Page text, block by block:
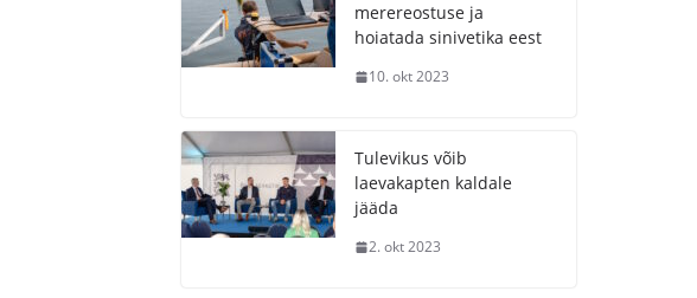
merereostuse ja
hoiatada sinivetika eest
10. okt 2023
Tulevikus võib
laevakapten kaldale
jääda
2. okt 2023